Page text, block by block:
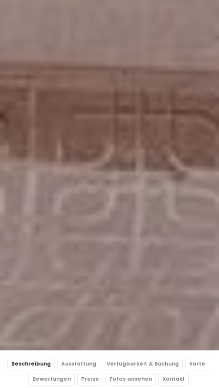
Beschreibung Ausstattung Verfügbarkeit & Buchung Karte
Bewertungen Preise Fotos ansehen Kontakt